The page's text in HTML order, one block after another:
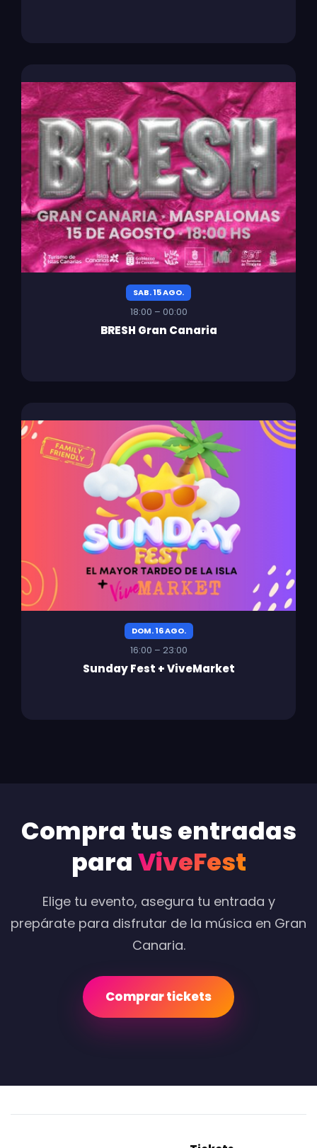
SAB. 15 AGO.
18:00 – 00:00
BRESH Gran Canaria
DOM. 16 AGO.
16:00 – 23:00
Sunday Fest + ViveMarket
Compra tus entradas
paraViveFest
Elige tu evento, asegura tu entrada y
prepárate para disfrutar de la música en Gran
Canaria.
Comprar tickets